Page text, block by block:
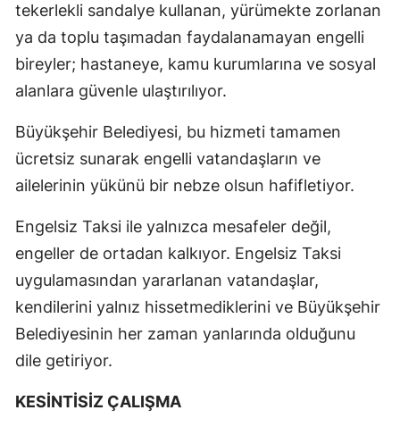
tekerlekli sandalye kullanan, yürümekte zorlanan
ya da toplu taşımadan faydalanamayan engelli
bireyler; hastaneye, kamu kurumlarına ve sosyal
alanlara güvenle ulaştırılıyor.
Büyükşehir Belediyesi, bu hizmeti tamamen
ücretsiz sunarak engelli vatandaşların ve
ailelerinin yükünü bir nebze olsun hafifletiyor.
Engelsiz Taksi ile yalnızca mesafeler değil,
engeller de ortadan kalkıyor. Engelsiz Taksi
uygulamasından yararlanan vatandaşlar,
kendilerini yalnız hissetmediklerini ve Büyükşehir
Belediyesinin her zaman yanlarında olduğunu
dile getiriyor.
KESİNTİSİZ ÇALIŞMA